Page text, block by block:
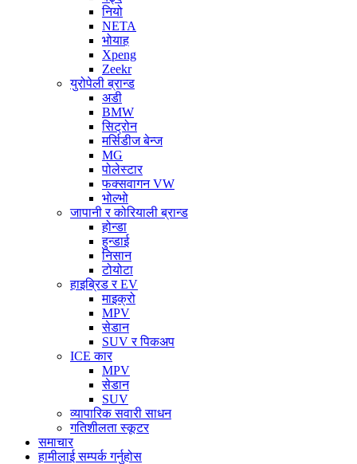
नियो
NETA
भोयाह
Xpeng
Zeekr
युरोपेली ब्रान्ड
अडी
BMW
सिट्रोन
मर्सिडीज बेन्ज
MG
पोलेस्टार
फक्सवागन VW
भोल्भो
जापानी र कोरियाली ब्रान्ड
होन्डा
हुन्डाई
निसान
टोयोटा
हाइब्रिड र EV
माइक्रो
MPV
सेडान
SUV र पिकअप
ICE कार
MPV
सेडान
SUV
व्यापारिक सवारी साधन
गतिशीलता स्कूटर
समाचार
हामीलाई सम्पर्क गर्नुहोस